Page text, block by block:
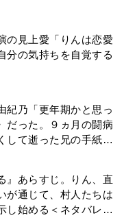
の見上愛「りんは恋愛
分の気持ちを自覚する
紀乃「更年期かと思っ
だった。９ヵ月の闘病
して逝った兄の手紙を
』あらすじ。りん、直
が通じて、村人たちは
し始める＜ネタバレあ